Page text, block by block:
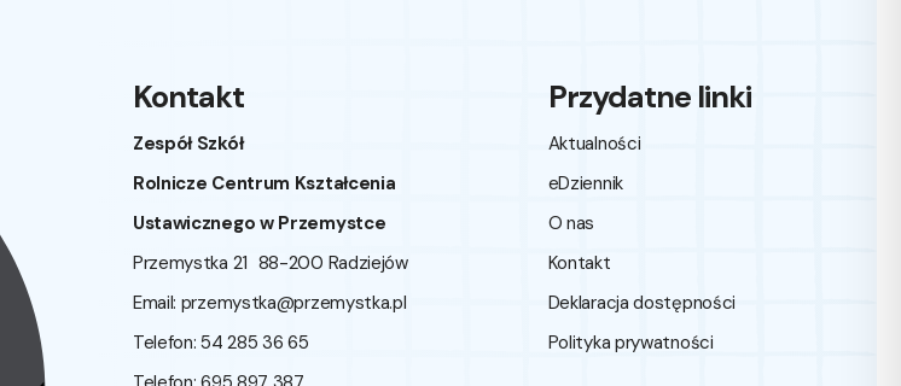
Kontakt
Zespół Szkół
Rolnicze Centrum Kształcenia
Ustawicznego w Przemystce
Przemystka 21 88-200 Radziejów
Email: przemystka@przemystka.pl
Telefon: 54 285 36 65
Przydatne linki
Aktualności
eDziennik
O nas
Kontakt
Deklaracja dostępności
Polityka prywatności